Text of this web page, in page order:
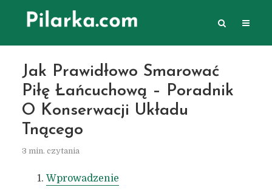
Jak Prawidłowo Smarować
Piłę Łańcuchową – Poradnik
O Konserwacji Układu
Tnącego
3 min. czytania
Wprowadzenie